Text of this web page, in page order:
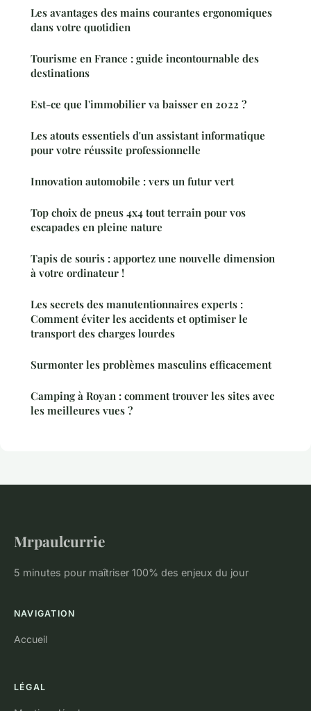
Les avantages des mains courantes ergonomiques
dans votre quotidien
Tourisme en France : guide incontournable des
destinations
Est-ce que l'immobilier va baisser en 2022 ?
Les atouts essentiels d'un assistant informatique
pour votre réussite professionnelle
Innovation automobile : vers un futur vert
Top choix de pneus 4x4 tout terrain pour vos
escapades en pleine nature
Tapis de souris : apportez une nouvelle dimension
à votre ordinateur !
Les secrets des manutentionnaires experts :
Comment éviter les accidents et optimiser le
transport des charges lourdes
Surmonter les problèmes masculins efficacement
Camping à Royan : comment trouver les sites avec
les meilleures vues ?
Mrpaulcurrie
5 minutes pour maîtriser 100% des enjeux du jour
NAVIGATION
Accueil
LÉGAL